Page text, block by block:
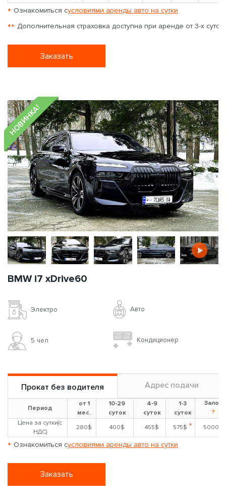
* Ознакомиться сусловиями аренды авто на сутки
** Дополнительная страховка доступна при аренде от 3-х суток
Заказать
НОВИНКА!
BMW i7 xDrive60
Электро Авто
5 чел Кондиционер
Прокат без водителя Адрес подачи
Период
от 1
мес.
10-29
суток
4-9
суток
1-3
суток
Залог
?
Цена за сутки(с
НДС)
280$ 400$ 455$ 575$ * 5000$
* Ознакомиться сусловиями аренды авто на сутки
Заказать